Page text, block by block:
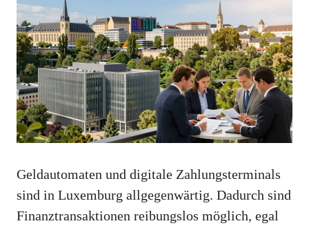
Geldautomaten und digitale Zahlungsterminals
sind in Luxemburg allgegenwärtig. Dadurch sind
Finanztransaktionen reibungslos möglich, egal